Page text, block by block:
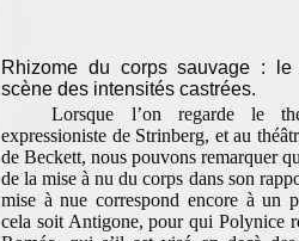
Rhizome du corps sauvage :
scène des intensités castrées.
Lorsque l’on regarde le
expressioniste de Strinberg, et au
de Beckett, nous pouvons remarquer
de la mise à nu du corps dans son
mise à nue correspond encore à un
cela soit Antigone, pour qui Polynice